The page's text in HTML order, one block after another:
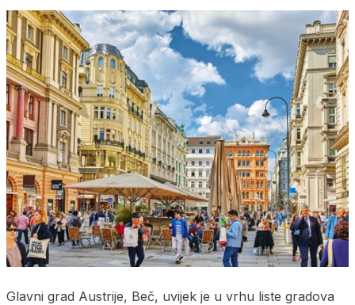
Glavni grad Austrije, Beč, uvijek je u vrhu liste gradova